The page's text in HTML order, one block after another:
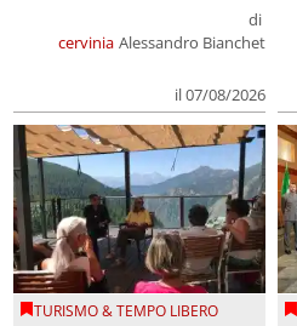
cervinia
di
Alessandro Bianchet
il 07/08/2026
TURISMO & TEMPO LIBERO